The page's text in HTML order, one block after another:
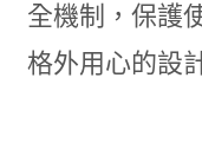
全機制，保護
格外用心的設